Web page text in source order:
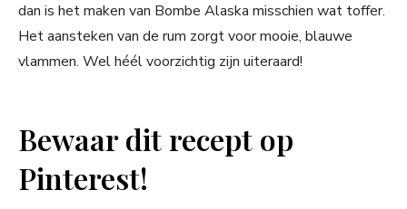
dan is het maken van Bombe Alaska misschien wat toffer.
Het aansteken van de rum zorgt voor mooie, blauwe
vlammen. Wel héél voorzichtig zijn uiteraard!
Bewaar dit recept op
Pinterest!